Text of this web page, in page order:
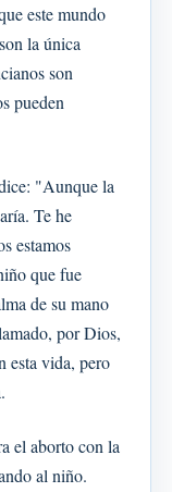
este mundo
la única
son
pueden
"Aunque la
Te he
estamos
que fue
de su mano
por Dios,
esta vida, pero
el aborto con la
al niño.